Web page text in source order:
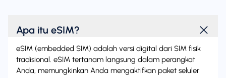
Apa itu eSIM?
eSIM (embedded SIM) adalah versi digital dari SIM fisik
tradisional. eSIM tertanam langsung dalam perangkat
Anda, memungkinkan Anda mengaktifkan paket seluler